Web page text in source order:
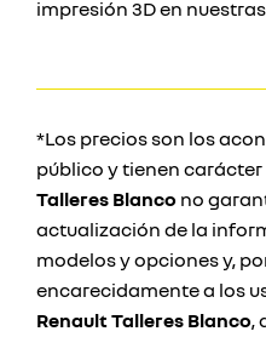
impresión 3D en
*Los precios son los
público y tienen
Talleres Blanco no
actualización de la
modelos y opciones y,
encarecidamente a los
Renault Talleres Blanco,